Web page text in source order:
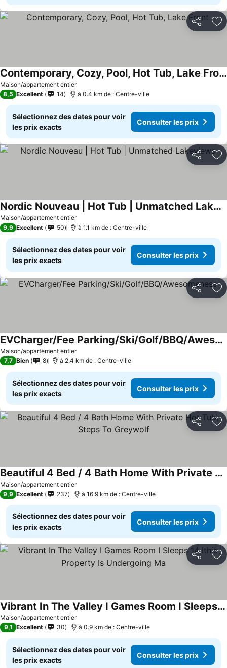
Partager
Maison/appartement entier
Contemporary, Cozy, Pool, Hot Tub, Lake Front
Consulter les prix
8,5 Excellent 14 à 0.4 km de : Centre-ville
Sélectionnez des dates pour voir
les prix exacts
Consulter les prix
Partager
Maison/appartement entier
Nordic Nouveau | Hot Tub | Unmatched Lakeviews
Consulter les prix
9,9 Excellent 50 à 1.1 km de : Centre-ville
Sélectionnez des dates pour voir
les prix exacts
Consulter les prix
Partager
Maison/appartement entier
EVCharger/Fee Parking/Ski/Golf/BBQ/Awesomeness
Consulter les prix
7,7 Bien 8 à 2.4 km de : Centre-ville
Sélectionnez des dates pour voir
les prix exacts
Consulter les prix
Partager
Maison/appartement entier
Beautiful 4 Bed / 4 Bath Home With Private Hot Tub, Steps To Greywolf
Consulter les prix
9,9 Excellent 237 à 16.9 km de : Centre-ville
Sélectionnez des dates pour voir
les prix exacts
Consulter les prix
Partager
Maison/appartement entier
Vibrant In The Valley I Games Room I Sleeps 14 Ithis Property Is Undergoing Ma
Consulter les prix
9,1 Excellent 30 à 0.9 km de : Centre-ville
Sélectionnez des dates pour voir
les prix exacts
Consulter les prix